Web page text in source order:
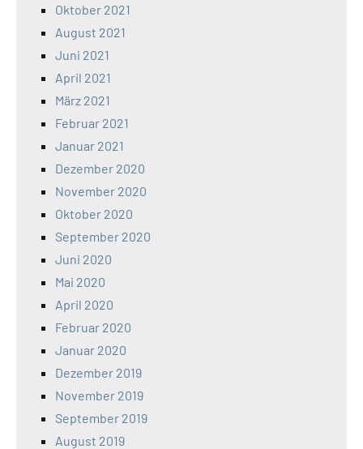
Oktober 2021
August 2021
Juni 2021
April 2021
März 2021
Februar 2021
Januar 2021
Dezember 2020
November 2020
Oktober 2020
September 2020
Juni 2020
Mai 2020
April 2020
Februar 2020
Januar 2020
Dezember 2019
November 2019
September 2019
August 2019